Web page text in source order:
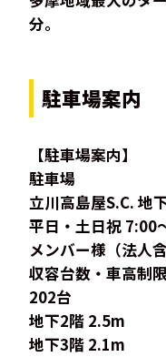
分。
駐車場案内
【駐車場案内】
駐車場
立川高島屋S.C. 地
平日・土日祝 7:00
メンバー様（法人
収容台数・車高制限
202台
地下2階 2.5m
地下3階 2.1m